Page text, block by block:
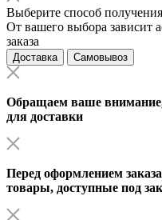
Выберите способ
От вашего выбора зависит
заказа
Доставка Самовывоз
Обращаем ваше
для доставки
Перед оформлением
товары, доступные под